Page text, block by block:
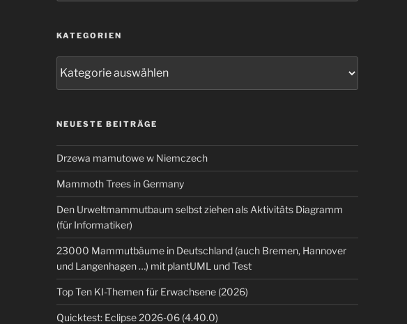
KATEGORIEN
NEUESTE BEITRÄGE
Drzewa mamutowe w Niemczech
Mammoth Trees in Germany
Den Urweltmammutbaum selbst ziehen als Aktivitäts Diagramm
(für Informatiker)
23000 Mammutbäume in Deutschland (auch Bremen, Hannover
und Langenhagen …) mit plantUML und Test
Top Ten KI-Themen für Erwachsene (2026)
Quicktest: Eclipse 2026-06 (4.40.0)